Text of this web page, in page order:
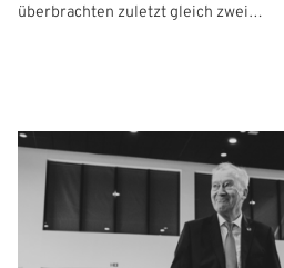
überbrachten zuletzt gleich zwei…